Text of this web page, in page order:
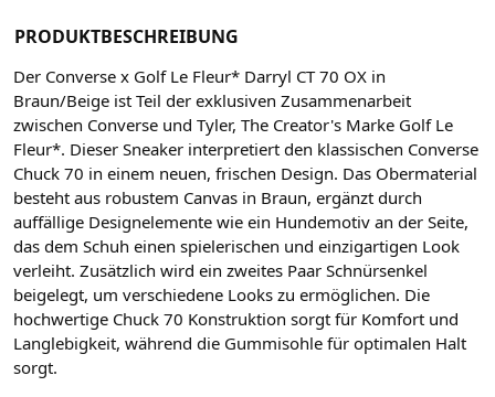
PRODUKTBESCHREIBUNG
Der Converse x Golf Le Fleur* Darryl CT 70 OX in
Braun/Beige ist Teil der exklusiven Zusammenarbeit
zwischen Converse und Tyler, The Creator's Marke Golf Le
Fleur*. Dieser Sneaker interpretiert den klassischen Converse
Chuck 70 in einem neuen, frischen Design. Das Obermaterial
besteht aus robustem Canvas in Braun, ergänzt durch
auffällige Designelemente wie ein Hundemotiv an der Seite,
das dem Schuh einen spielerischen und einzigartigen Look
verleiht. Zusätzlich wird ein zweites Paar Schnürsenkel
beigelegt, um verschiedene Looks zu ermöglichen. Die
hochwertige Chuck 70 Konstruktion sorgt für Komfort und
Langlebigkeit, während die Gummisohle für optimalen Halt
sorgt.